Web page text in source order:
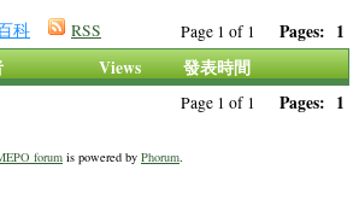
Page 1 of 1 Pages: 1
科 RSS
Views 發表時間
Page 1 of 1 Pages: 1
forum is powered by Phorum.